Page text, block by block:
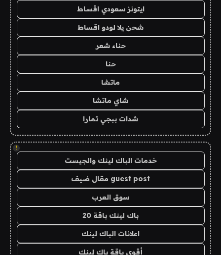
ايتونز سعودي اقساط
شحن يلا لودو اقساط
حناء شعر
حنا
ماتشا
شاي ماتشا
شدات ببجي تمارا
!
خدمات الباك لينك والجيست
guest post مقال ضيف
سوق العرب
باك لينك باقة 20
اعلانات الباك لينك
أقوى باقة باك لينك